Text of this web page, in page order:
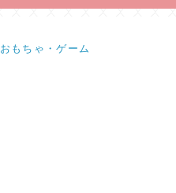
おもちゃ・ゲーム